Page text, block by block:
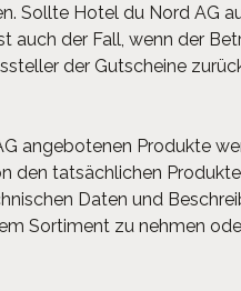
Sollte Hotel du Nord AG
auch der Fall, wenn der
der Gutscheine
angebotenen Produkte
den tatsächlichen
Daten und
Sortiment zu nehmen